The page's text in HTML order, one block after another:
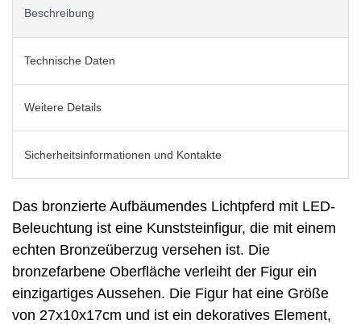
Beschreibung
Technische Daten
Weitere Details
Sicherheitsinformationen und Kontakte
Das bronzierte Aufbäumendes Lichtpferd mit LED-
Beleuchtung ist eine Kunststeinfigur, die mit einem
echten Bronzeüberzug versehen ist. Die
bronzefarbene Oberfläche verleiht der Figur ein
einzigartiges Aussehen. Die Figur hat eine Größe
von 27x10x17cm und ist ein dekoratives Element,